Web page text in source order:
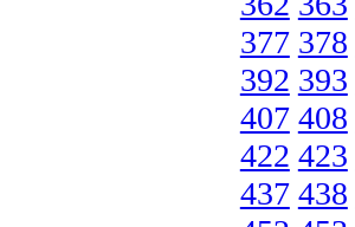
377 378
392 393
407 408
422 423
437 438